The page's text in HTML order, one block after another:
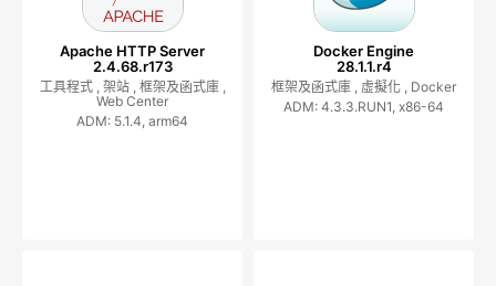
Apache HTTP Server
2.4.68.r173
工具程式 , 架站 , 框架及函式庫 ,
Web Center
ADM: 5.1.4, arm64
Docker Engine
28.1.1.r4
框架及函式庫 , 虛擬化 , Docker
ADM: 4.3.3.RUN1, x86-64